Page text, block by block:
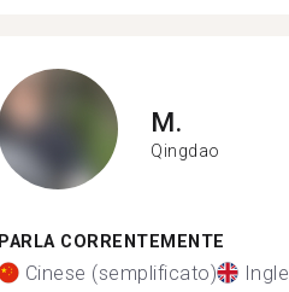
M.
Qingdao
PARLA CORRENTEMENTE
Cinese (semplificato)